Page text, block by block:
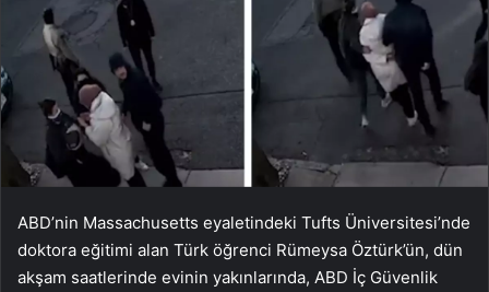
ABD’nin Massachusetts eyaletindeki Tufts Üniversitesi’nde
doktora eğitimi alan Türk öğrenci Rümeysa Öztürk’ün, dün
akşam saatlerinde evinin yakınlarında, ABD İç Güvenlik